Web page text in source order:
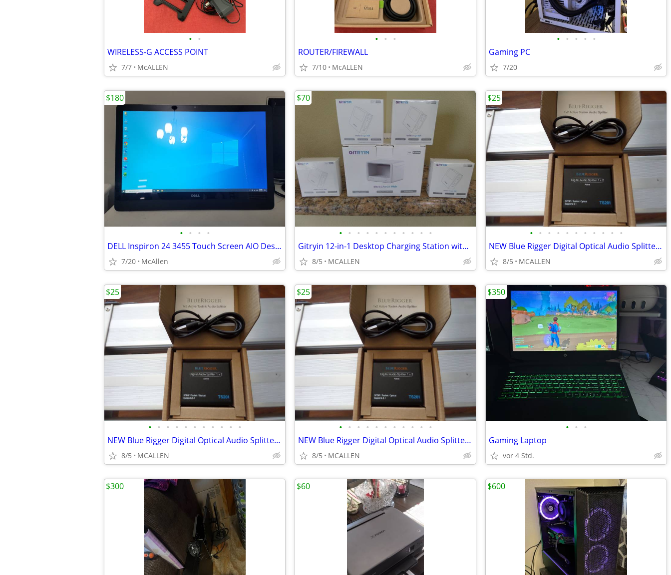
• •
WIRELESS-G ACCESS POINT
7/7 McALLEN
• • •
ROUTER/FIREWALL
7/10 McALLEN
• • • • •
Gaming PC
7/20
• • • •
DELL Inspiron 24 3455 Touch Screen AIO Desk Computer
7/20 McAllen
$180
• • • • • • • • • • •
Gitryin 12-in-1 Desktop Charging Station with 4 Retractable Wall Charg
8/5 MCALLEN
$70
• • • • • • • • • • •
NEW Blue Rigger Digital Optical Audio Splitter 1x2
8/5 MCALLEN
$25
• • • • • • • • • • •
NEW Blue Rigger Digital Optical Audio Splitter 1x2
8/5 MCALLEN
$25
• • • • • • • • • • •
NEW Blue Rigger Digital Optical Audio Splitter 1x2
8/5 MCALLEN
$25
• • •
Gaming Laptop
vor 4 Std.
$350
$300 $60 $600